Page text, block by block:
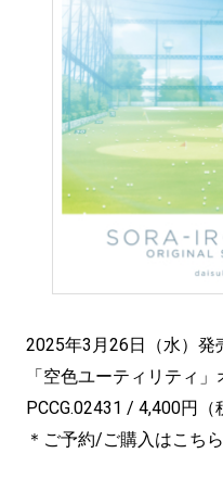
2025年3月26日（水）発
「空色ユーティリティ
PCCG.02431 / 4,400円（
＊ご予約/ご購入はこちら